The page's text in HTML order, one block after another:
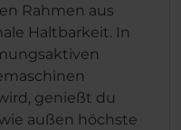
Rahmen aus
Haltbarkeit. In
genießt du
außen höchste